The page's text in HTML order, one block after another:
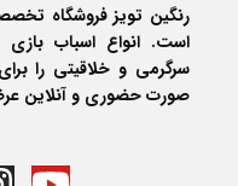
رنگین تویز فروشگاه
است. انواع اسباب
سرگرمی و خلاقیتی را
صورت حضوری و آنلاین